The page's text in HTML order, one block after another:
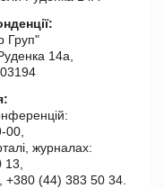
Груп"
14а,
00,
журналах:
+380 (44) 383 50 34.